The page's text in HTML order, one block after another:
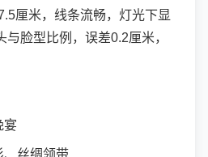
厘米，线条流畅，灯光下显
脸型比例，误差0.2厘米，
宴
、丝绸领带